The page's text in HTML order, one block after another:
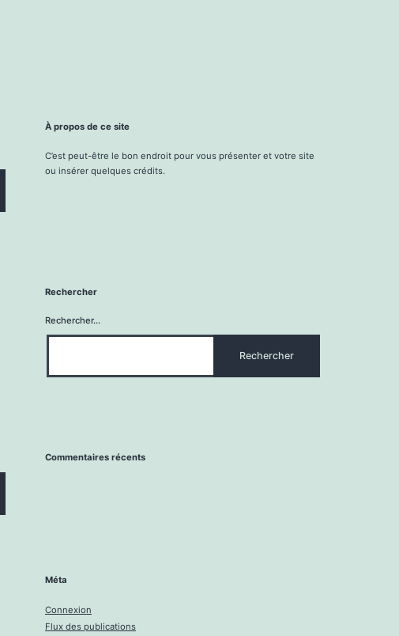
À propos de ce site
C’est peut-être le bon endroit pour vous présenter et votre site
ou insérer quelques crédits.
Rechercher
Rechercher…
Commentaires récents
Méta
Connexion
Flux des publications